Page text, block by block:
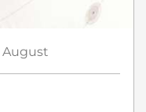
August